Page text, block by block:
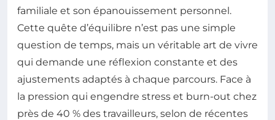
familiale et son épanouissement personnel.
Cette quête d’équilibre n’est pas une simple
question de temps, mais un véritable art de vivre
qui demande une réflexion constante et des
ajustements adaptés à chaque parcours. Face à
la pression qui engendre stress et burn-out chez
près de 40 % des travailleurs, selon de récentes